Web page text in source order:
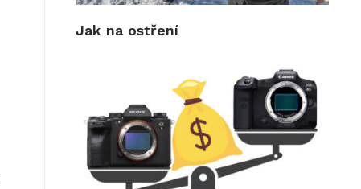
Jak na ostření